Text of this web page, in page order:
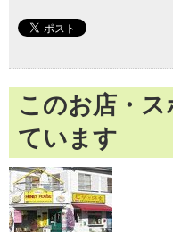
このお店・
ています